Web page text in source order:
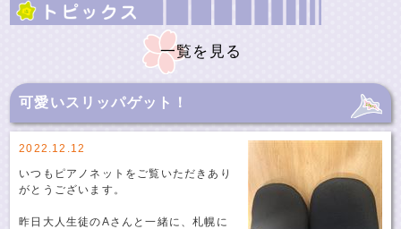
一覧を見る
可愛いスリッパゲット！
2022.12.12
いつもピアノネットをご覧いただきあり
がとうございます。
昨日大人生徒のAさんと一緒に、札幌に